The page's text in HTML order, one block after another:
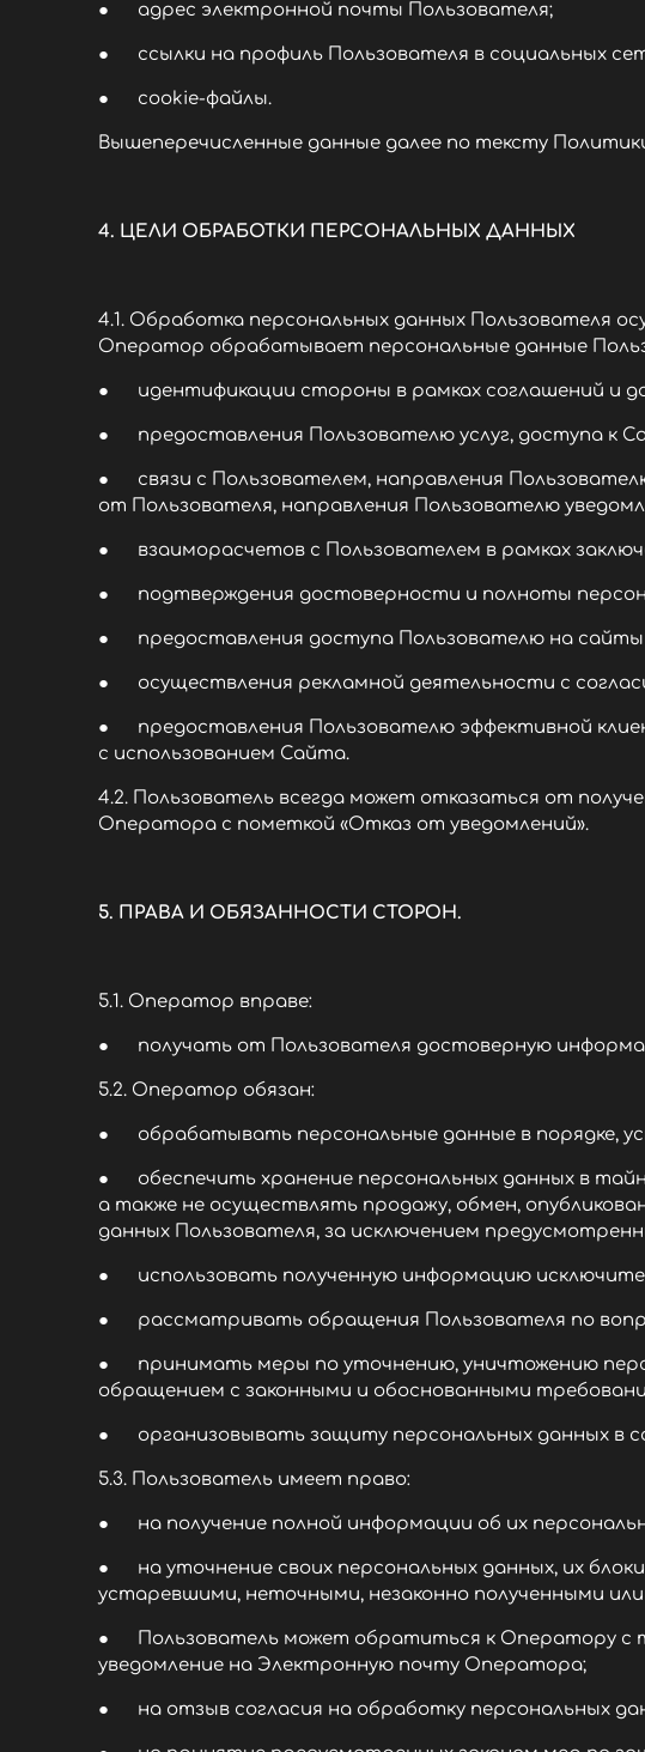
● адрес электронной почты Пользователя;
● ссылки на профиль Пользователя в социальных
● cookie-файлы.
Вышеперечисленные данные далее по тексту
4. ЦЕЛИ ОБРАБОТКИ ПЕРСОНАЛЬНЫХ ДАННЫХ
4.1. Обработка персональных данных Пользователя
Оператор обрабатывает персональные данные
● идентификации стороны в рамках соглашений и
● предоставления Пользователю услуг, доступа к
● связи с Пользователем, направления
от Пользователя, направления Пользователю
● взаиморасчетов с Пользователем в рамках
● подтверждения достоверности и полноты
● предоставления доступа Пользователю на сайты
● осуществления рекламной деятельности с
● предоставления Пользователю эффективной
с использованием Сайта.
4.2. Пользователь всегда может отказаться от
Оператора с пометкой «Отказ от уведомлений».
5. ПРАВА И ОБЯЗАННОСТИ СТОРОН.
5.1. Оператор вправе:
● получать от Пользователя достоверную
5.2. Оператор обязан:
● обрабатывать персональные данные в порядке,
● обеспечить хранение персональных данных в
а также не осуществлять продажу, обмен,
данных Пользователя, за исключением
● использовать полученную информацию
● рассматривать обращения Пользователя по
● принимать меры по уточнению, уничтожению
обращением с законными и обоснованными
● организовывать защиту персональных данных в
5.3. Пользователь имеет право:
● на получение полной информации об их
● на уточнение своих персональных данных, их
устаревшими, неточными, незаконно полученными
● Пользователь может обратиться к Оператору с
уведомление на Электронную почту Оператора;
● на отзыв согласия на обработку персональных